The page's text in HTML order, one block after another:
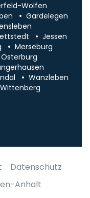
Wolfen
Gardelegen
Jessen
Merseburg
Osterburg
Wanzleben
Wittenberg
Datenschutz
Anhalt